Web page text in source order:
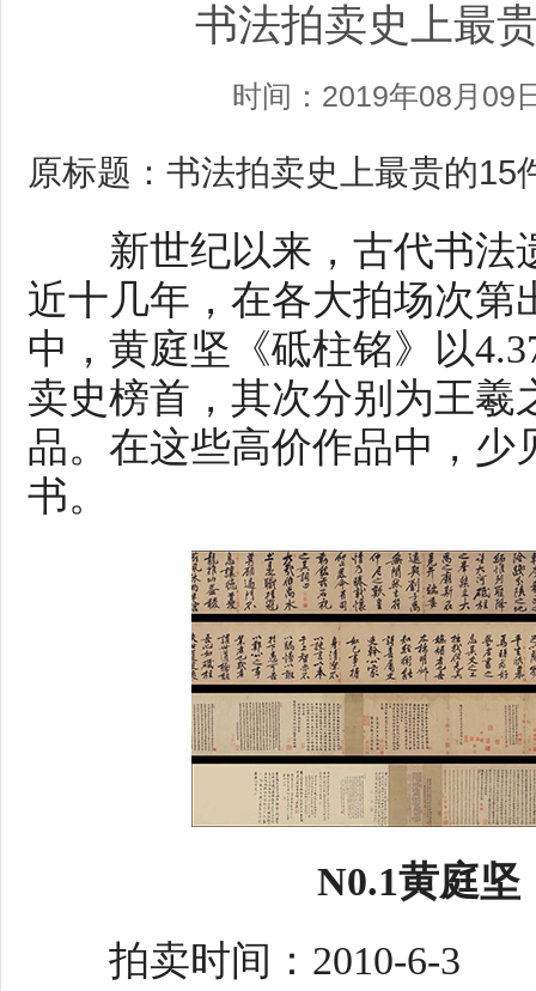
书法拍卖史上最
时间：2019年08月09
原标题：书法拍卖史上最贵的15
新世纪以来，古代书法
近十几年，在各大拍场次第
中，黄庭坚《砥柱铭》以
卖史榜首，其次分别为王
品。在这些高价作品中，少
书。
N0.1黄庭坚
拍卖时间：2010-6-3